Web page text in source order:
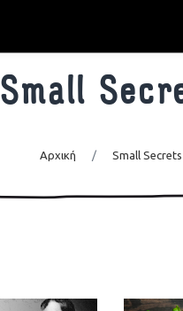
Small
Αρχική / Small Secrets